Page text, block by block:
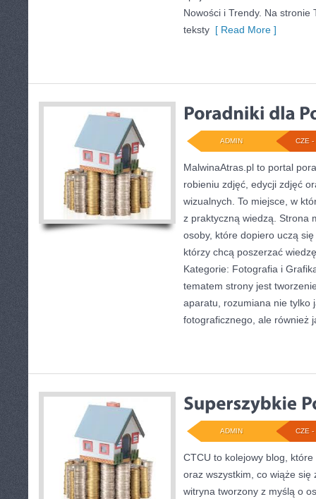
Nowości i Trendy. Na stronie
teksty [ Read More ]
CZE -
ADMIN
MalwinaAtras.pl to portal
robieniu zdjęć, edycji zdjęć
wizualnych. To miejsce, w
z praktyczną wiedzą. Strona
osoby, które dopiero uczą
którzy chcą poszerzać
Kategorie: Fotografia i
tematem strony jest
aparatu, rozumiana nie tylko
fotograficznego, ale również
CZE -
ADMIN
CTCU to kolejowy blog,
oraz wszystkim, co wiąże się
witryna tworzony z myślą o